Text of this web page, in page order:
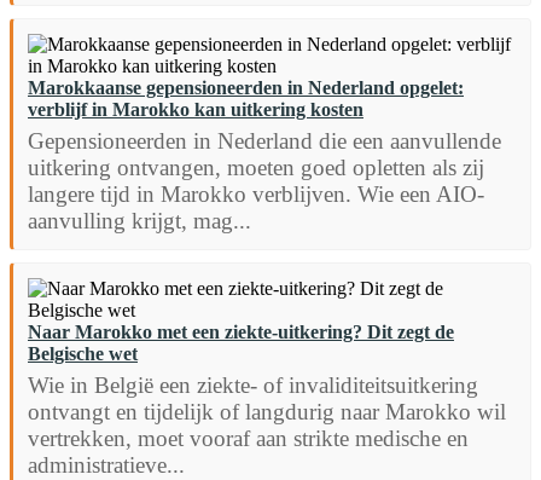
Marokkaanse gepensioneerden in Nederland opgelet:
verblijf in Marokko kan uitkering kosten
Gepensioneerden in Nederland die een aanvullende
uitkering ontvangen, moeten goed opletten als zij
langere tijd in Marokko verblijven. Wie een AIO-
aanvulling krijgt, mag...
Naar Marokko met een ziekte-uitkering? Dit zegt de
Belgische wet
Wie in België een ziekte- of invaliditeitsuitkering
ontvangt en tijdelijk of langdurig naar Marokko wil
vertrekken, moet vooraf aan strikte medische en
administratieve...